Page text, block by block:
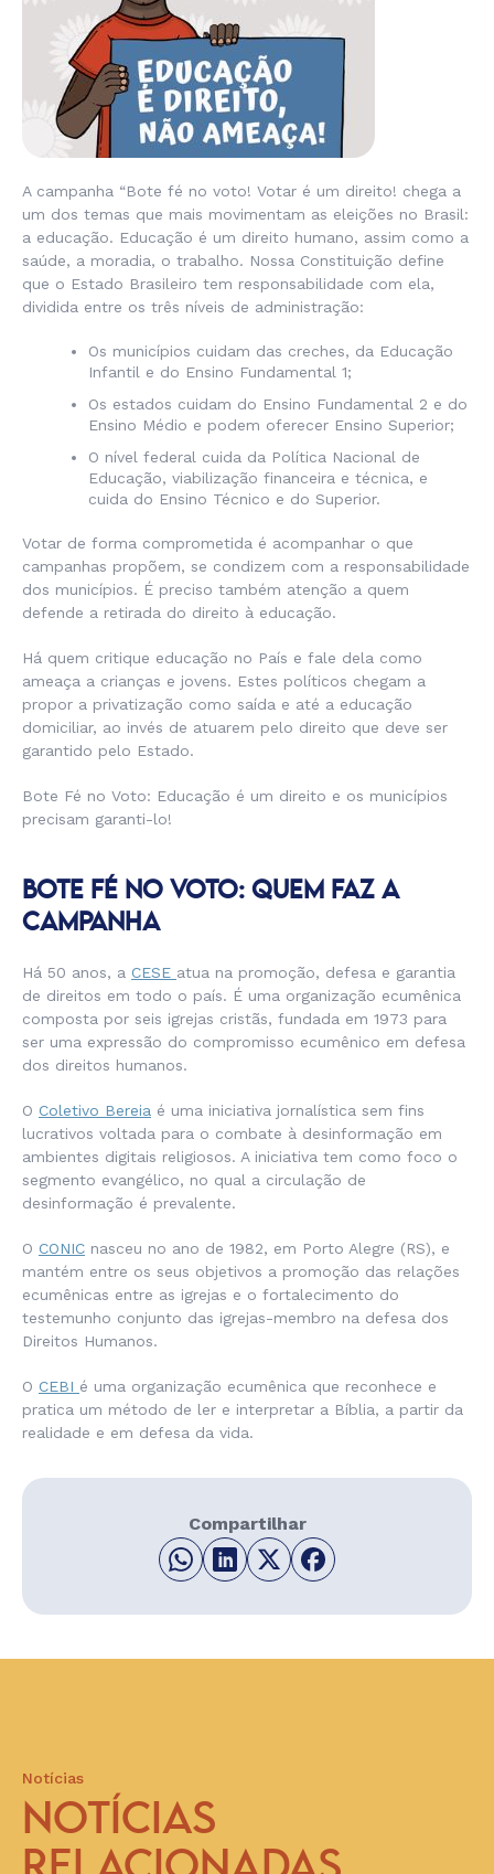
A campanha “Bote fé no voto! Votar é um direito! chega a
um dos temas que mais movimentam as eleições no Brasil:
a educação. Educação é um direito humano, assim como a
saúde, a moradia, o trabalho. Nossa Constituição define
que o Estado Brasileiro tem responsabilidade com ela,
dividida entre os três níveis de administração:
Os municípios cuidam das creches, da Educação
Infantil e do Ensino Fundamental 1;
Os estados cuidam do Ensino Fundamental 2 e do
Ensino Médio e podem oferecer Ensino Superior;
O nível federal cuida da Política Nacional de
Educação, viabilização financeira e técnica, e
cuida do Ensino Técnico e do Superior.
Votar de forma comprometida é acompanhar o que
campanhas propõem, se condizem com a responsabilidade
dos municípios. É preciso também atenção a quem
defende a retirada do direito à educação.
Há quem critique educação no País e fale dela como
ameaça a crianças e jovens. Estes políticos chegam a
propor a privatização como saída e até a educação
domiciliar, ao invés de atuarem pelo direito que deve ser
garantido pelo Estado.
Bote Fé no Voto: Educação é um direito e os municípios
precisam garanti-lo!
BOTE FÉ NO VOTO: QUEM FAZ A
CAMPANHA
Há 50 anos, a CESE atua na promoção, defesa e garantia
de direitos em todo o país. É uma organização ecumênica
composta por seis igrejas cristãs, fundada em 1973 para
ser uma expressão do compromisso ecumênico em defesa
dos direitos humanos.
O Coletivo Bereia é uma iniciativa jornalística sem fins
lucrativos voltada para o combate à desinformação em
ambientes digitais religiosos. A iniciativa tem como foco o
segmento evangélico, no qual a circulação de
desinformação é prevalente.
O CONIC nasceu no ano de 1982, em Porto Alegre (RS), e
mantém entre os seus objetivos a promoção das relações
ecumênicas entre as igrejas e o fortalecimento do
testemunho conjunto das igrejas-membro na defesa dos
Direitos Humanos.
O CEBI é uma organização ecumênica que reconhece e
pratica um método de ler e interpretar a Bíblia, a partir da
realidade e em defesa da vida.
Compartilhar
Notícias
NOTÍCIAS